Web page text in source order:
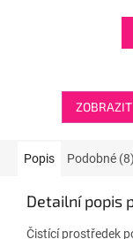
ZOBRAZIT
Popis Podobné (8)
Detailní popis
Čistící prostředek